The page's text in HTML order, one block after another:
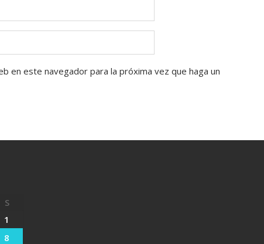
en este navegador para la próxima vez que haga un
S
1
8